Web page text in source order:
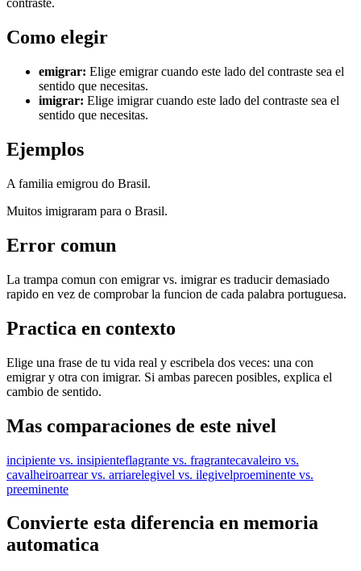
contraste.
Como elegir
emigrar: Elige emigrar cuando este lado del contraste sea el
sentido que necesitas.
imigrar: Elige imigrar cuando este lado del contraste sea el
sentido que necesitas.
Ejemplos
A familia emigrou do Brasil.
Muitos imigraram para o Brasil.
Error comun
La trampa comun con emigrar vs. imigrar es traducir demasiado
rapido en vez de comprobar la funcion de cada palabra portuguesa.
Practica en contexto
Elige una frase de tu vida real y escribela dos veces: una con
emigrar y otra con imigrar. Si ambas parecen posibles, explica el
cambio de sentido.
Mas comparaciones de este nivel
incipiente vs. insipienteflagrante vs. fragrantecavaleiro vs.
cavalheiroarrear vs. arriarelegivel vs. ilegivelproeminente vs.
preeminente
Convierte esta diferencia en memoria
automatica